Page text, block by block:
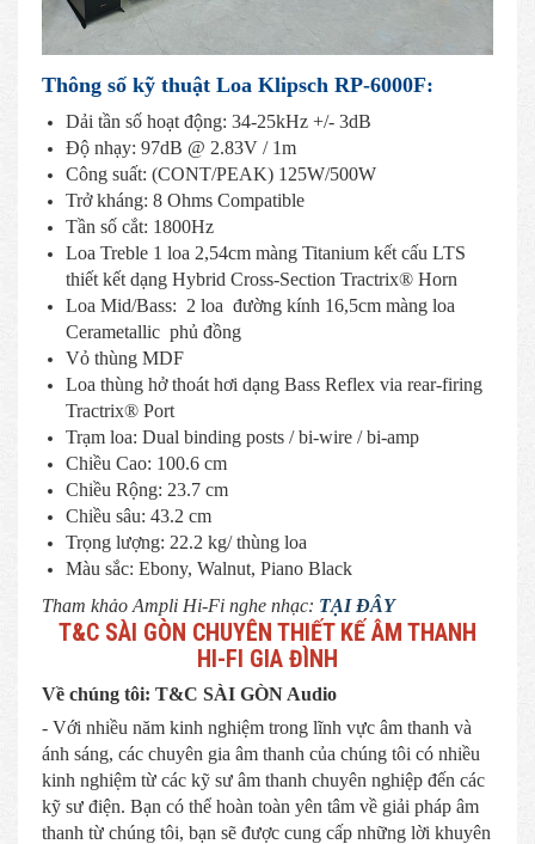
Thông số kỹ thuật Loa Klipsch RP-6000F:
Dải tần số hoạt động: 34-25kHz +/- 3dB
Độ nhạy: 97dB @ 2.83V / 1m
Công suất: (CONT/PEAK) 125W/500W
Trở kháng: 8 Ohms Compatible
Tần số cắt: 1800Hz
Loa Treble 1 loa 2,54cm màng Titanium kết cấu LTS
thiết kết dạng Hybrid Cross-Section Tractrix® Horn
Loa Mid/Bass: 2 loa đường kính 16,5cm màng loa
Cerametallic phủ đồng
Vỏ thùng MDF
Loa thùng hở thoát hơi dạng Bass Reflex via rear-firing
Tractrix® Port
Trạm loa: Dual binding posts / bi-wire / bi-amp
Chiều Cao: 100.6 cm
Chiều Rộng: 23.7 cm
Chiều sâu: 43.2 cm
Trọng lượng: 22.2 kg/ thùng loa
Màu sắc: Ebony, Walnut, Piano Black
Tham khảo Ampli Hi-Fi nghe nhạc: TẠI ĐÂY
T&C SÀI GÒN CHUYÊN THIẾT KẾ ÂM THANH
HI-FI GIA ĐÌNH
Về chúng tôi: T&C SÀI GÒN Audio
- Với nhiều năm kinh nghiệm trong lĩnh vực âm thanh và
ánh sáng, các chuyên gia âm thanh của chúng tôi có nhiều
kinh nghiệm từ các kỹ sư âm thanh chuyên nghiệp đến các
kỹ sư điện. Bạn có thể hoàn toàn yên tâm về giải pháp âm
thanh từ chúng tôi, bạn sẽ được cung cấp những lời khuyên